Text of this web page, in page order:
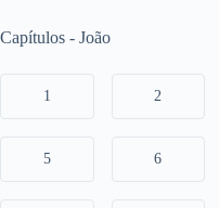
Capítulos - João
1 2
5 6